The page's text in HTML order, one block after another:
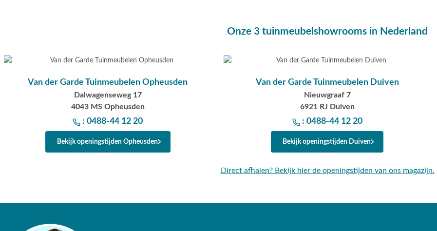
Onze 3 tuinmeubelshowrooms in Nederland
Van der Garde Tuinmeubelen Opheusden
Dalwagenseweg 17
4043 MS Opheusden
: 0488-44 12 20
Bekijk openingstijden Opheusden
Van der Garde Tuinmeubelen Duiven
Nieuwgraaf 7
6921 RJ Duiven
: 0488-44 12 20
Bekijk openingstijden Duiven
Direct afhalen? Bekijk hier de openingstijden van ons magazijn.